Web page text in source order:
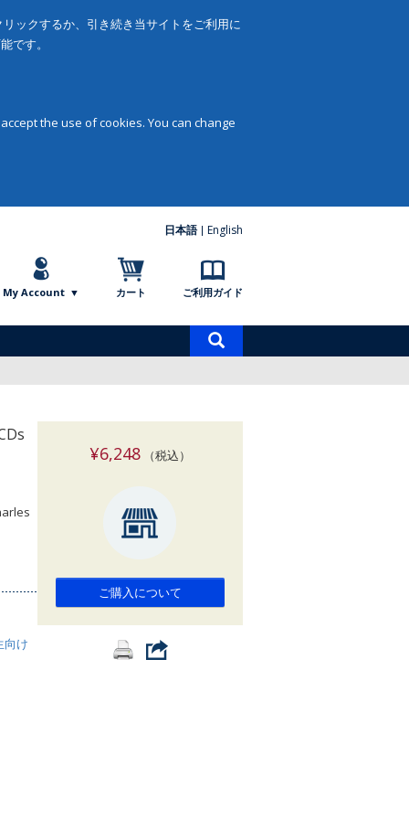
ックするか、引き続き当サイトをご利用に
です。
the use of cookies. You can change
日本語 English
My Account カート ご利用ガイド
索
向け
¥6,248（税込）
ご購入について